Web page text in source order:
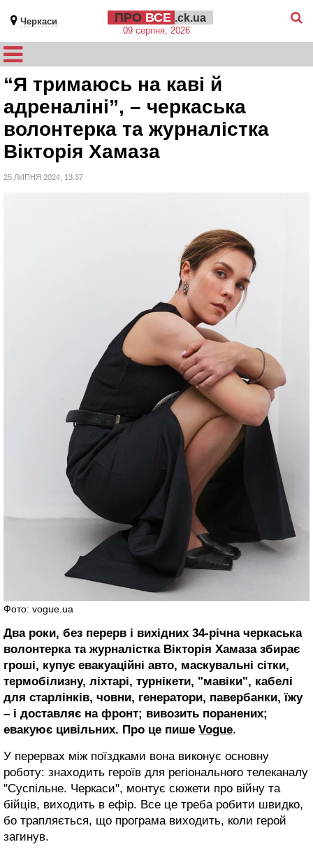
Черкаси ПРО ВСЕ .ck.ua
09 серпня, 2026
“Я тримаюсь на каві й
адреналіні”, – черкаська
волонтерка та журналістка
Вікторія Хамаза
25 ЛИПНЯ 2024, 13:37
Фото: vogue.ua
Два роки, без перерв і вихідних 34-річна черкаська
волонтерка та журналістка Вікторія Хамаза збирає
гроші, купує евакуаційні авто, маскувальні сітки,
термобілизну, ліхтарі, турнікети, "мавіки", кабелі
для старлінків, човни, генератори, павербанки, їжу
– і доставляє на фронт; вивозить поранених;
евакуює цивільних. Про це пише Vogue.
У перервах між поїздками вона виконує основну
роботу: знаходить героїв для регіонального телеканалу
"Суспільне. Черкаси", монтує сюжети про війну та
бійців, виходить в ефір. Все це треба робити швидко,
бо трапляється, що програма виходить, коли герой
загинув.